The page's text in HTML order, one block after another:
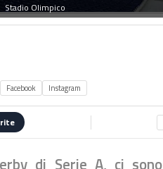
Stadio Olimpico
Facebook Instagram
di Serie A, ci